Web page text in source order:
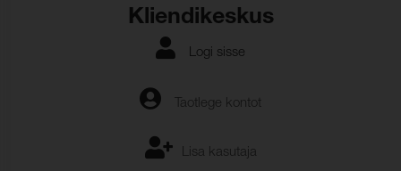
Kliendikeskus
Logi sisse
Taotlege kontot
Lisa kasutaja